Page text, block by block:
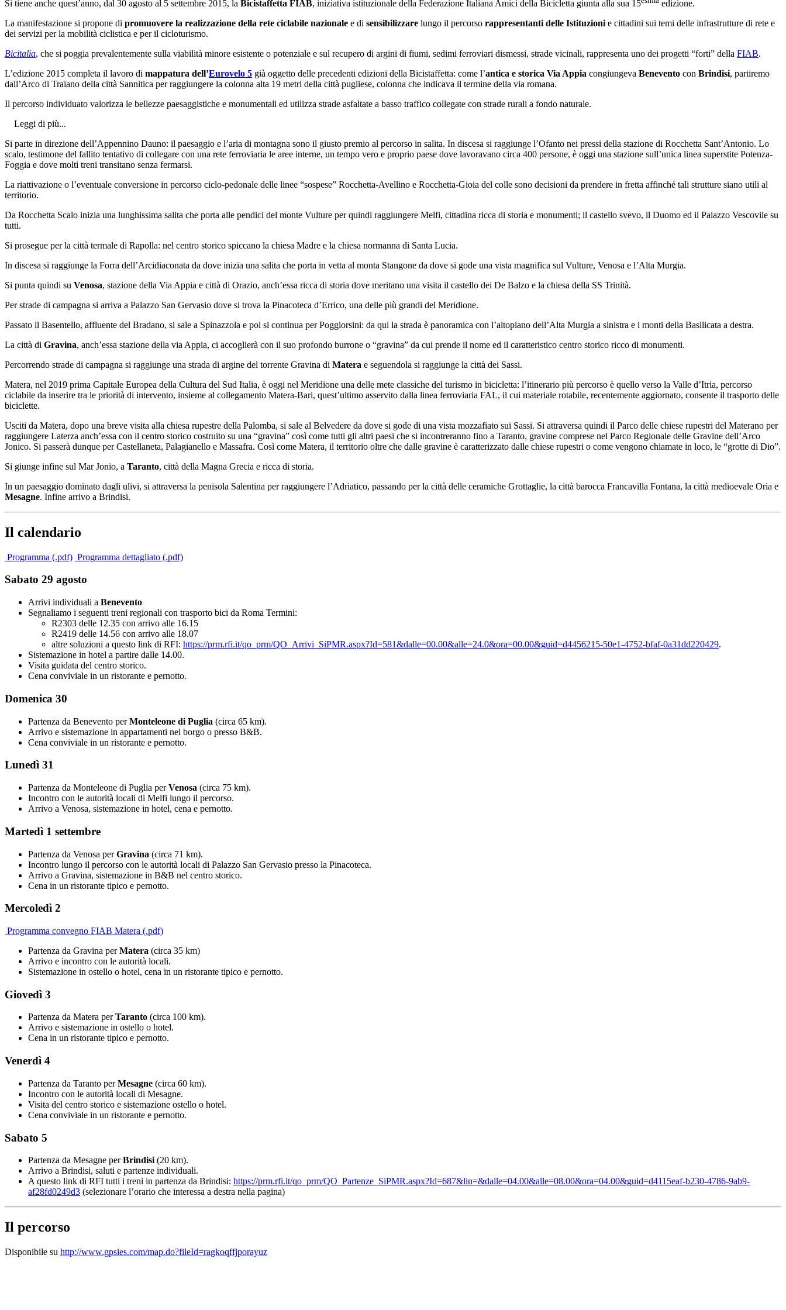
Si tiene anche quest’anno, dal 30 agosto al 5 settembre 2015, la Bicistaffetta FIAB, iniziativa istituzionale della Federazione Italiana Amici della Bicicletta giunta alla sua 15
edizione.
La manifestazione si propone di promuovere la realizzazione della rete ciclabile nazionale e di sensibilizzare lungo il percorso rappresentanti delle Istituzioni e cittadini sui temi delle infrastrutture di rete e
dei servizi per la mobilità ciclistica e per il cicloturismo.
Bicitalia, che si poggia prevalentemente sulla viabilità minore esistente o potenziale e sul recupero di argini di fiumi, sedimi ferroviari dismessi, strade vicinali, rappresenta uno dei progetti “forti” della FIAB.
L’edizione 2015 completa il lavoro di mappatura dell’Eurovelo 5 già oggetto delle precedenti edizioni della Bicistaffetta: come l’antica e storica Via Appia congiungeva Benevento con Brindisi, partiremo
dall’Arco di Traiano della città Sannitica per raggiungere la colonna alta 19 metri della città pugliese, colonna che indicava il termine della via romana.
Il percorso individuato valorizza le bellezze paesaggistiche e monumentali ed utilizza strade asfaltate a basso traffico collegate con strade rurali a fondo naturale.
Leggi di più...
Si parte in direzione dell’Appennino Dauno: il paesaggio e l’aria di montagna sono il giusto premio al percorso in salita. In discesa si raggiunge l’Ofanto nei pressi della stazione di Rocchetta Sant’Antonio. Lo
scalo, testimone del fallito tentativo di collegare con una rete ferroviaria le aree interne, un tempo vero e proprio paese dove lavoravano circa 400 persone, è oggi una stazione sull’unica linea superstite Potenza-
Foggia e dove molti treni transitano senza fermarsi.
La riattivazione o l’eventuale conversione in percorso ciclo-pedonale delle linee “sospese” Rocchetta-Avellino e Rocchetta-Gioia del colle sono decisioni da prendere in fretta affinché tali strutture siano utili al
territorio.
Da Rocchetta Scalo inizia una lunghissima salita che porta alle pendici del monte Vulture per quindi raggiungere Melfi, cittadina ricca di storia e monumenti; il castello svevo, il Duomo ed il Palazzo Vescovile su
tutti.
Si prosegue per la città termale di Rapolla: nel centro storico spiccano la chiesa Madre e la chiesa normanna di Santa Lucia.
In discesa si raggiunge la Forra dell’Arcidiaconata da dove inizia una salita che porta in vetta al monta Stangone da dove si gode una vista magnifica sul Vulture, Venosa e l’Alta Murgia.
Si punta quindi su Venosa, stazione della Via Appia e città di Orazio, anch’essa ricca di storia dove meritano una visita il castello dei De Balzo e la chiesa della SS Trinità.
Per strade di campagna si arriva a Palazzo San Gervasio dove si trova la Pinacoteca d’Errico, una delle più grandi del Meridione.
Passato il Basentello, affluente del Bradano, si sale a Spinazzola e poi si continua per Poggiorsini: da qui la strada è panoramica con l’altopiano dell’Alta Murgia a sinistra e i monti della Basilicata a destra.
La città di Gravina, anch’essa stazione della via Appia, ci accoglierà con il suo profondo burrone o “gravina” da cui prende il nome ed il caratteristico centro storico ricco di monumenti.
Percorrendo strade di campagna si raggiunge una strada di argine del torrente Gravina di Matera e seguendola si raggiunge la città dei Sassi.
Matera, nel 2019 prima Capitale Europea della Cultura del Sud Italia, è oggi nel Meridione una delle mete classiche del turismo in bicicletta: l’itinerario più percorso è quello verso la Valle d’Itria, percorso
ciclabile da inserire tra le priorità di intervento, insieme al collegamento Matera-Bari, quest’ultimo asservito dalla linea ferroviaria FAL, il cui materiale rotabile, recentemente aggiornato, consente il trasporto delle
biciclette.
Usciti da Matera, dopo una breve visita alla chiesa rupestre della Palomba, si sale al Belvedere da dove si gode di una vista mozzafiato sui Sassi. Si attraversa quindi il Parco delle chiese rupestri del Materano per
raggiungere Laterza anch’essa con il centro storico costruito su una “gravina” così come tutti gli altri paesi che si incontreranno fino a Taranto, gravine comprese nel Parco Regionale delle Gravine dell’Arco
Jonico. Si passerà dunque per Castellaneta, Palagianello e Massafra. Così come Matera, il territorio oltre che dalle gravine è caratterizzato dalle chiese rupestri o come vengono chiamate in loco, le “grotte di Dio”.
Si giunge infine sul Mar Jonio, a Taranto, città della Magna Grecia e ricca di storia.
In un paesaggio dominato dagli ulivi, si attraversa la penisola Salentina per raggiungere l’Adriatico, passando per la città delle ceramiche Grottaglie, la città barocca Francavilla Fontana, la città medioevale Oria e
Mesagne. Infine arrivo a Brindisi.
Il calendario
Programma (.pdf) Programma dettagliato (.pdf)
Sabato 29 agosto
Arrivi individuali a Benevento
Segnaliamo i seguenti treni regionali con trasporto bici da Roma Termini:
R2303 delle 12.35 con arrivo alle 16.15
R2419 delle 14.56 con arrivo alle 18.07
altre soluzioni a questo link di RFI: https://prm.rfi.it/qo_prm/QO_Arrivi_SiPMR.aspx?Id=581&dalle=00.00&alle=24.0&ora=00.00&guid=d4456215-50e1-4752-bfaf-0a31dd220429.
Sistemazione in hotel a partire dalle 14.00.
Visita guidata del centro storico.
Cena conviviale in un ristorante e pernotto.
Domenica 30
Partenza da Benevento perMonteleone di Puglia (circa 65 km).
Arrivo e sistemazione in appartamenti nel borgo o presso B&B.
Cena conviviale in un ristorante e pernotto.
Lunedì 31
Partenza da Monteleone di Puglia perVenosa (circa 75 km).
Incontro con le autorità locali di Melfi lungo il percorso.
Arrivo a Venosa, sistemazione in hotel, cena e pernotto.
Martedì 1 settembre
Partenza da Venosa perGravina (circa 71 km).
Incontro lungo il percorso con le autorità locali di Palazzo San Gervasio presso la Pinacoteca.
Arrivo a Gravina, sistemazione in B&B nel centro storico.
Cena in un ristorante tipico e pernotto.
Mercoledì 2
Programma convegno FIAB Matera (.pdf)
Partenza da Gravina perMatera (circa 35 km)
Arrivo e incontro con le autorità locali.
Sistemazione in ostello o hotel, cena in un ristorante tipico e pernotto.
Giovedì 3
Partenza da Matera perTaranto (circa 100 km).
Arrivo e sistemazione in ostello o hotel.
Cena in un ristorante tipico e pernotto.
Venerdì 4
Partenza da Taranto perMesagne (circa 60 km).
Incontro con le autorità locali di Mesagne.
Visita del centro storico e sistemazione ostello o hotel.
Cena conviviale in un ristorante e pernotto.
Sabato 5
Partenza da Mesagne perBrindisi (20 km).
Arrivo a Brindisi, saluti e partenze individuali.
A questo link di RFI tutti i treni in partenza da Brindisi: https://prm.rfi.it/qo_prm/QO_Partenze_SiPMR.aspx?Id=687&lin=&dalle=04.00&alle=08.00&ora=04.00&guid=d4115eaf-b230-4786-9ab9-
af28fd0249d3 (selezionare l’orario che interessa a destra nella pagina)
Il percorso
Disponibile su http://www.gpsies.com/map.do?fileId=ragkoqffjporayuz